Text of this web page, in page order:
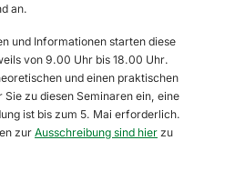
an.
und Informationen starten diese
von 9.00 Uhr bis 18.00 Uhr.
und einen praktischen
Sie zu diesen Seminaren ein, eine
ist bis zum 5. Mai erforderlich.
zur Ausschreibung sind hier zu